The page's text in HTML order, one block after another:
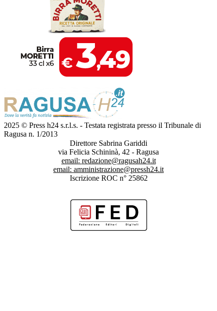
2025 © Press h24 s.r.l.s. - Testata registrata presso il Tribunale di
Ragusa n. 1/2013
Direttore Sabrina Gariddi
via Felicia Schininà, 42 - Ragusa
email: redazione@ragusah24.it
email: amministrazione@pressh24.it
Iscrizione ROC n° 25862